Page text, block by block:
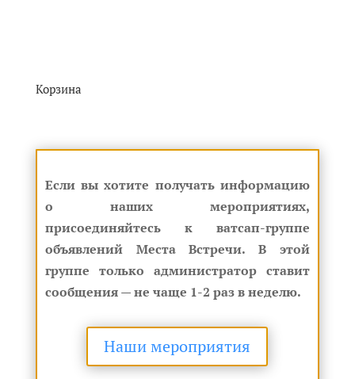
Корзина
Если вы хотите получать информацию
о наших мероприятиях,
присоединяйтесь к ватсап-группе
объявлений Места Встречи. В этой
группе только администратор ставит
сообщения — не чаще 1-2 раз в неделю.
Наши мероприятия